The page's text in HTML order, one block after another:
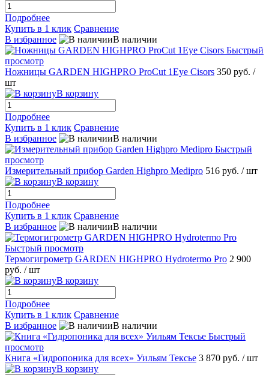
Подробнее
Купить в 1 клик Сравнение
В избранное
В наличии
Быстрый
просмотр
Ножницы GARDEN HIGHPRO ProCut 1Eye Cisors 350 руб. /
шт
В корзину
Подробнее
Купить в 1 клик Сравнение
В избранное
В наличии
Быстрый
просмотр
Измерительный прибор Garden Highpro Medipro 516 руб. / шт
В корзину
Подробнее
Купить в 1 клик Сравнение
В избранное
В наличии
Быстрый просмотр
Термогигрометр GARDEN HIGHPRO Hydrotermo Pro 2 900
руб. / шт
В корзину
Подробнее
Купить в 1 клик Сравнение
В избранное
В наличии
Быстрый
просмотр
Книга «Гидропоника для всех» Уильям Тексье 3 870 руб. / шт
В корзину